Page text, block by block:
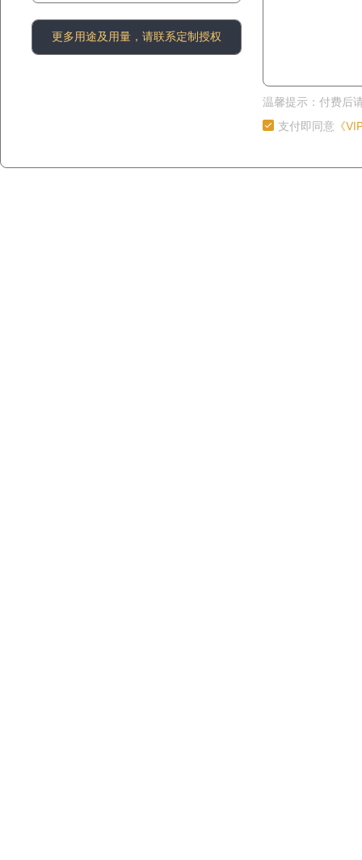
更多用途及用量，请联系定制授权
温馨提示：付费后
支付即同意 《